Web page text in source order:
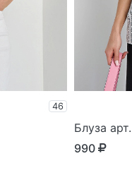
46
Блуза
990